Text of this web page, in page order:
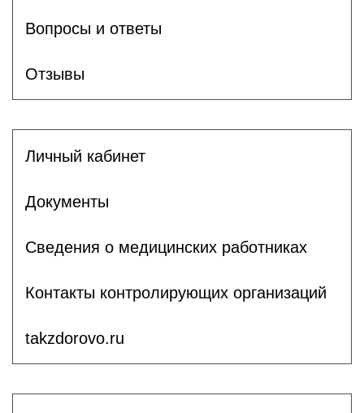
Вопросы и ответы
Отзывы
Личный кабинет
Документы
Сведения о медицинских работниках
Контакты контролирующих организаций
takzdorovo.ru